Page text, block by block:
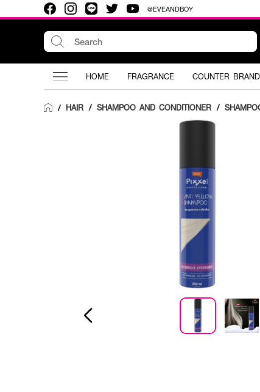
@EVEANDBOY
HOME FRAGRANCE COUNTER BRAND
/ HAIR / SHAMPOO AND CONDITIONER /